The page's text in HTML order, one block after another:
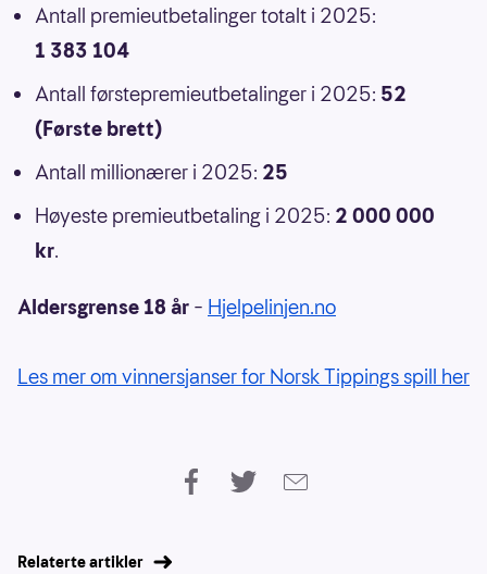
Antall premieutbetalinger totalt i 2025:
1 383 104
Antall førstepremieutbetalinger i 2025: 52
(Første brett)
Antall millionærer i 2025: 25
Høyeste premieutbetaling i 2025: 2 000 000
kr.
Aldersgrense 18 år – Hjelpelinjen.no
Les mer om vinnersjanser for Norsk Tippings spill her
Relaterte artikler